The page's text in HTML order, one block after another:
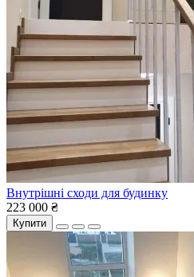
Внутрішні сходи для будинку
223 000 ₴
Купити